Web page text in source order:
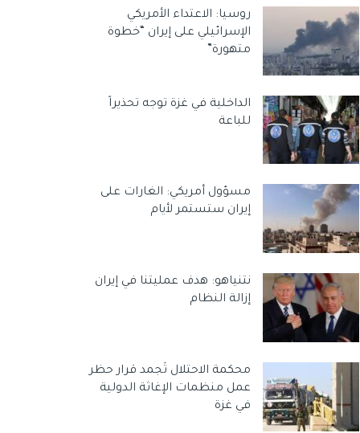
روسيا: الاعتداء الأمريكي
الإسرائيلي على إيران “خطوة
متهورة”
الداخلية في غزة توجه تحذيراً
للباعة
مسؤول أمريكي: الغارات على
إيران ستستمر لأيام
نتنياهو: هدف عمليتنا في إيران
إزالة النظام
محكمة الاحتلال تُجمد قرار حظر
عمل منظمات الإغاثة الدولية
في غزة